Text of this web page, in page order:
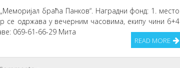
браћа Панков“. Наградни фонд: 1. место
се одржава у вечерним часовима, екипу чини 6+4
069-61-66-29 Мита
READ MORE